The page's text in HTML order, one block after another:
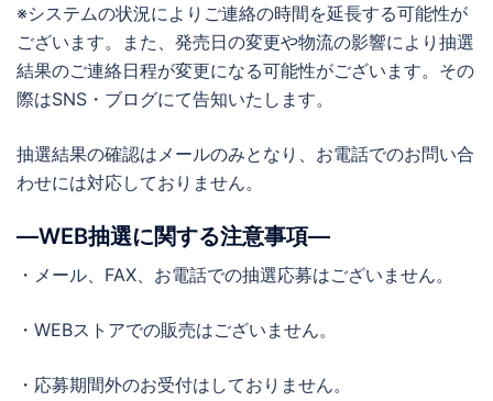
※システムの状況によりご連絡の時間を延長する可能性が
ございます。また、発売日の変更や物流の影響により抽選
結果のご連絡日程が変更になる可能性がございます。その
際はSNS・ブログにて告知いたします。
抽選結果の確認はメールのみとなり、お電話でのお問い合
わせには対応しておりません。
―WEB抽選に関する注意事項―
・メール、FAX、お電話での抽選応募はございません。
・WEBストアでの販売はございません。
・応募期間外のお受付はしておりません。